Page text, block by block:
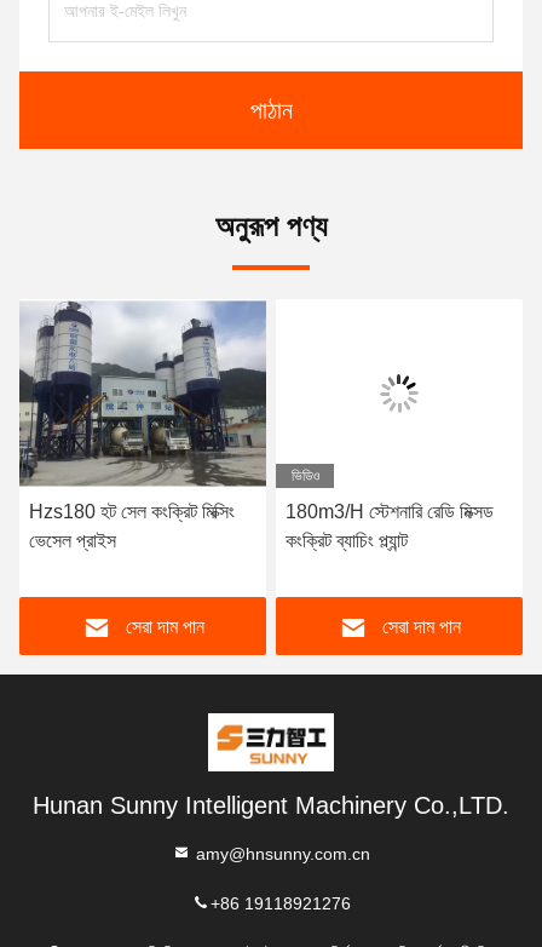
পাঠান
অনুরূপ পণ্য
Hzs180 হট সেল কংক্রিট মিক্সিং
ভেসেল প্রাইস
সেরা দাম পান
ভিডিও
180m3/H স্টেশনারি রেডি মিক্সড
কংক্রিট ব্যাচিং প্ল্যান্ট
সেরা দাম পান
Hunan Sunny Intelligent Machinery Co.,LTD.
amy@hnsunny.com.cn
+86 19118921276